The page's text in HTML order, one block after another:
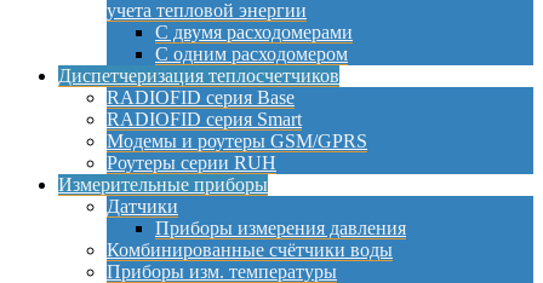
учета тепловой энергии
С двумя расходомерами
С одним расходомером
Диспетчеризация теплосчетчиков
RADIOFID серия Base
RADIOFID серия Smart
Модемы и роутеры GSM/GPRS
Роутеры серии RUH
Измерительные приборы
Датчики
Приборы измерения давления
Комбинированные счётчики воды
Приборы изм. температуры